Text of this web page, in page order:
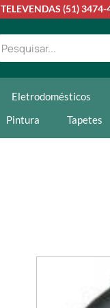
TELEVENDAS (51) 3474-
Eletrodomésticos
Pintura Tapetes